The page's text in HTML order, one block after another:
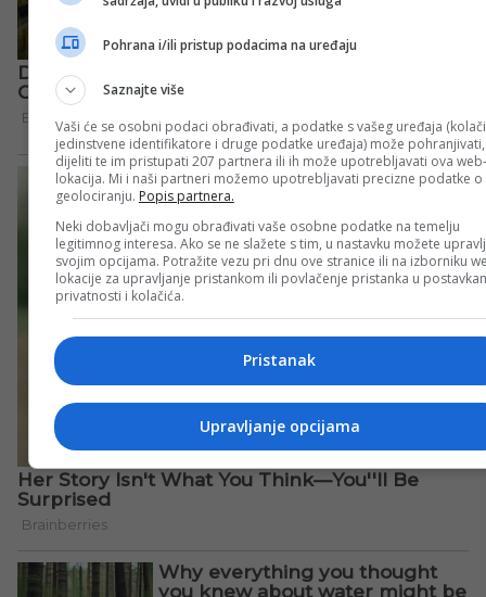
Pohrana i/ili pristup podacima na uređaju
Saznajte više
Vaši će se osobni podaci obrađivati, a podatke s vašeg uređaja
jedinstvene identifikatore i druge podatke uređaja) može pohranjivati,
dijeliti te im pristupati 207 partnera ili ih može upotrebljavati ova web-
lokacija. Mi i naši partneri možemo upotrebljavati precizne podatke o
geolociranju. Popis partnera.
Neki dobavljači mogu obrađivati vaše osobne podatke na temelju
legitimnog interesa. Ako se ne slažete s tim, u nastavku možete
svojim opcijama. Potražite vezu pri dnu ove stranice ili na izborniku
lokacije za upravljanje pristankom ili povlačenje pristanka u
privatnosti i kolačića.
Pristanak
Upravljanje opcijama